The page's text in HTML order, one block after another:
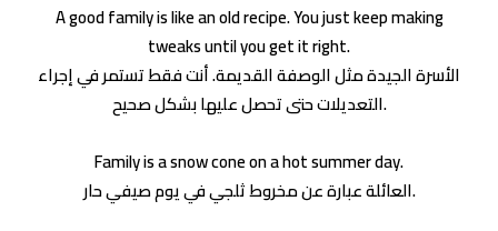
A good family is like an old recipe. You just keep making
tweaks until you get it right.
الأسرة الجيدة مثل الوصفة القديمة. أنت فقط تستمر في إجراء
التعديلات حتى تحصل عليها بشكل صحيح.
Family is a snow cone on a hot summer day.
العائلة عبارة عن مخروط ثلجي في يوم صيفي حار.